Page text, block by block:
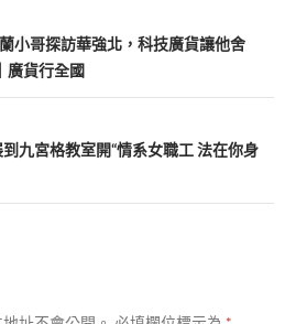
小哥探訪華強北，科技廣貨讓他舍
廣貨行全國
九宮格教室開“情系女職工 法在你身